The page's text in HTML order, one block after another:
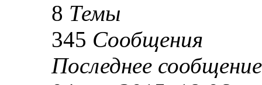
8 Темы
345 Сообщения
Последнее сообщение